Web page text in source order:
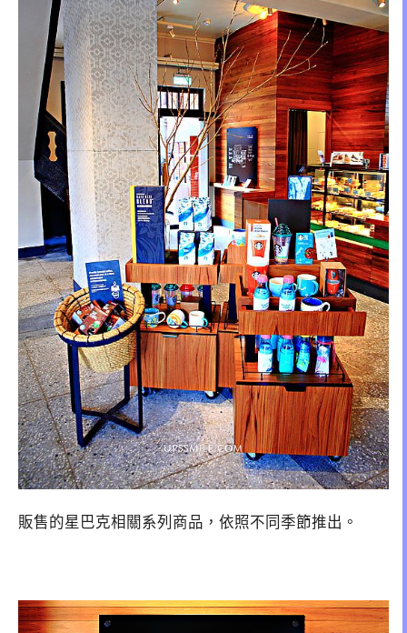
販售的星巴克相關系列商品，依照不同季節推出。